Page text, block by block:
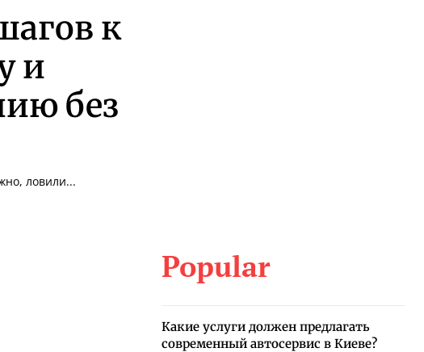
к
и
без
ловили...
Popular
Какие услуги должен предлагать
современный автосервис в Киеве?